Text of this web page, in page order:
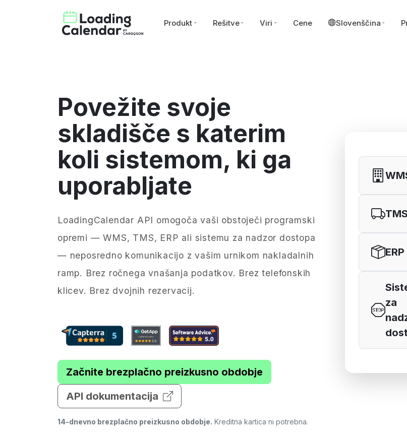
Produkt Rešitve Viri Cene Slovenščina
Povežite svoje
skladišče s katerim
koli sistemom, ki ga
uporabljate
LoadingCalendar API omogoča vaši obstoječi programski
opremi — WMS, TMS, ERP ali sistemu za nadzor dostopa
— neposredno komunikacijo z vašim urnikom nakladalnih
ramp. Brez ročnega vnašanja podatkov. Brez telefonskih
klicev. Brez dvojnih rezervacij.
Začnite brezplačno preizkusno obdobje
API dokumentacija
14-dnevno brezplačno preizkusno obdobje. Kreditna kartica ni potrebna.
TMS
ERP
za